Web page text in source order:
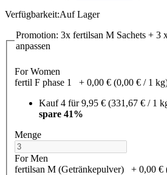
Verfügbarkeit:Auf Lager
Promotion: 3x fertilsan M Sachets + 3
anpassen
For Women
fertil F phase 1
+ 0,00 € (0,00 €­ / 1
Kauf 4 für9,95 € (331,67 €­ / 1
spare 41%
Menge
For Men
fertilsan M (Getränkepulver)
+ 0,00 €